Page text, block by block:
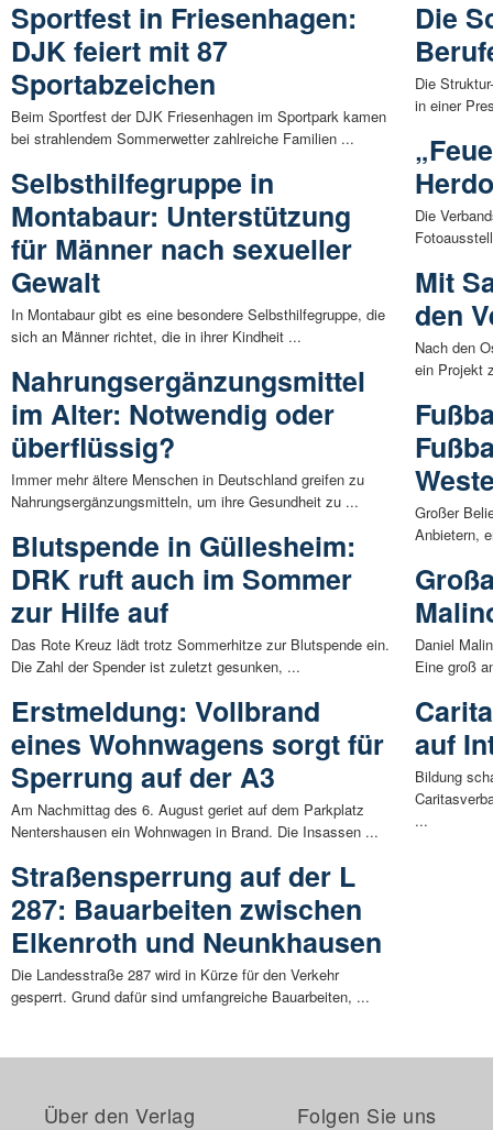
Sportfest in Friesenhagen:
DJK feiert mit 87
Sportabzeichen
Beim Sportfest der DJK Friesenhagen im Sportpark kamen
bei strahlendem Sommerwetter zahlreiche Familien ...
Selbsthilfegruppe in
Montabaur: Unterstützung
für Männer nach sexueller
Gewalt
In Montabaur gibt es eine besondere Selbsthilfegruppe, die
sich an Männer richtet, die in ihrer Kindheit ...
Nahrungsergänzungsmittel
im Alter: Notwendig oder
überflüssig?
Immer mehr ältere Menschen in Deutschland greifen zu
Nahrungsergänzungsmitteln, um ihre Gesundheit zu ...
Blutspende in Güllesheim:
DRK ruft auch im Sommer
zur Hilfe auf
Das Rote Kreuz lädt trotz Sommerhitze zur Blutspende ein.
Die Zahl der Spender ist zuletzt gesunken, ...
Erstmeldung: Vollbrand
eines Wohnwagens sorgt für
Sperrung auf der A3
Am Nachmittag des 6. August geriet auf dem Parkplatz
Nentershausen ein Wohnwagen in Brand. Die Insassen ...
Straßensperrung auf der L
287: Bauarbeiten zwischen
Elkenroth und Neunkhausen
Die Landesstraße 287 wird in Kürze für den Verkehr
gesperrt. Grund dafür sind umfangreiche Bauarbeiten, ...
Die
Die
in einer
Die
Mit
den
Nach den
ein Projekt
Großer
Anbietern,
Daniel
Eine groß
auf
Bildung
...
Über den Verlag Folgen Sie uns